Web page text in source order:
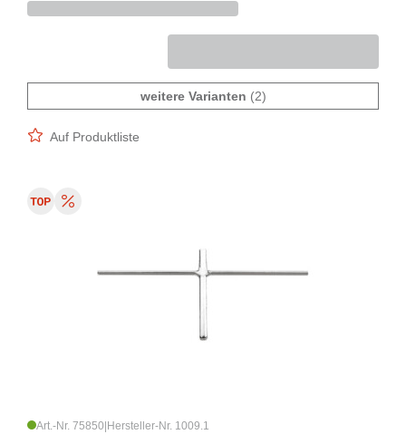
weitere Varianten (2)
Auf Produktliste
Art.-Nr. 75850 Hersteller-Nr. 1009.1